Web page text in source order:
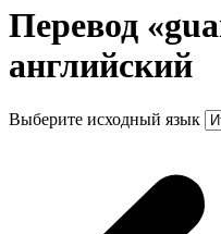
Перевод
английский
Выберите исходный язык